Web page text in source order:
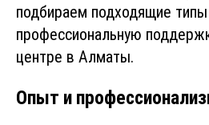
подбираем подходящие
профессиональную
центре в Алматы.
Опыт и